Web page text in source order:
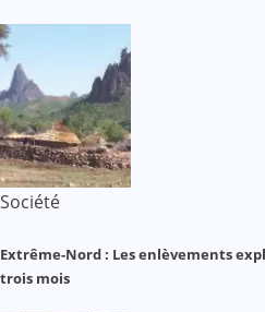
Société
Extrême-Nord : Les enlèvements
trois mois